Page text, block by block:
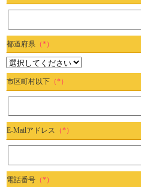
都道府県 （*）
市区町村以下 （*）
E-Mailアドレス （*）
電話番号 （*）